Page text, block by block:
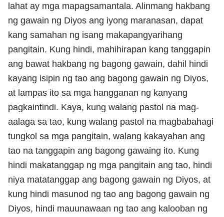
lahat ay mga mapagsamantala. Alinmang hakbang
ng gawain ng Diyos ang iyong maranasan, dapat
kang samahan ng isang makapangyarihang
pangitain. Kung hindi, mahihirapan kang tanggapin
ang bawat hakbang ng bagong gawain, dahil hindi
kayang isipin ng tao ang bagong gawain ng Diyos,
at lampas ito sa mga hangganan ng kanyang
pagkaintindi. Kaya, kung walang pastol na mag-
aalaga sa tao, kung walang pastol na magbabahagi
tungkol sa mga pangitain, walang kakayahan ang
tao na tanggapin ang bagong gawaing ito. Kung
hindi makatanggap ng mga pangitain ang tao, hindi
niya matatanggap ang bagong gawain ng Diyos, at
kung hindi masunod ng tao ang bagong gawain ng
Diyos, hindi mauunawaan ng tao ang kalooban ng